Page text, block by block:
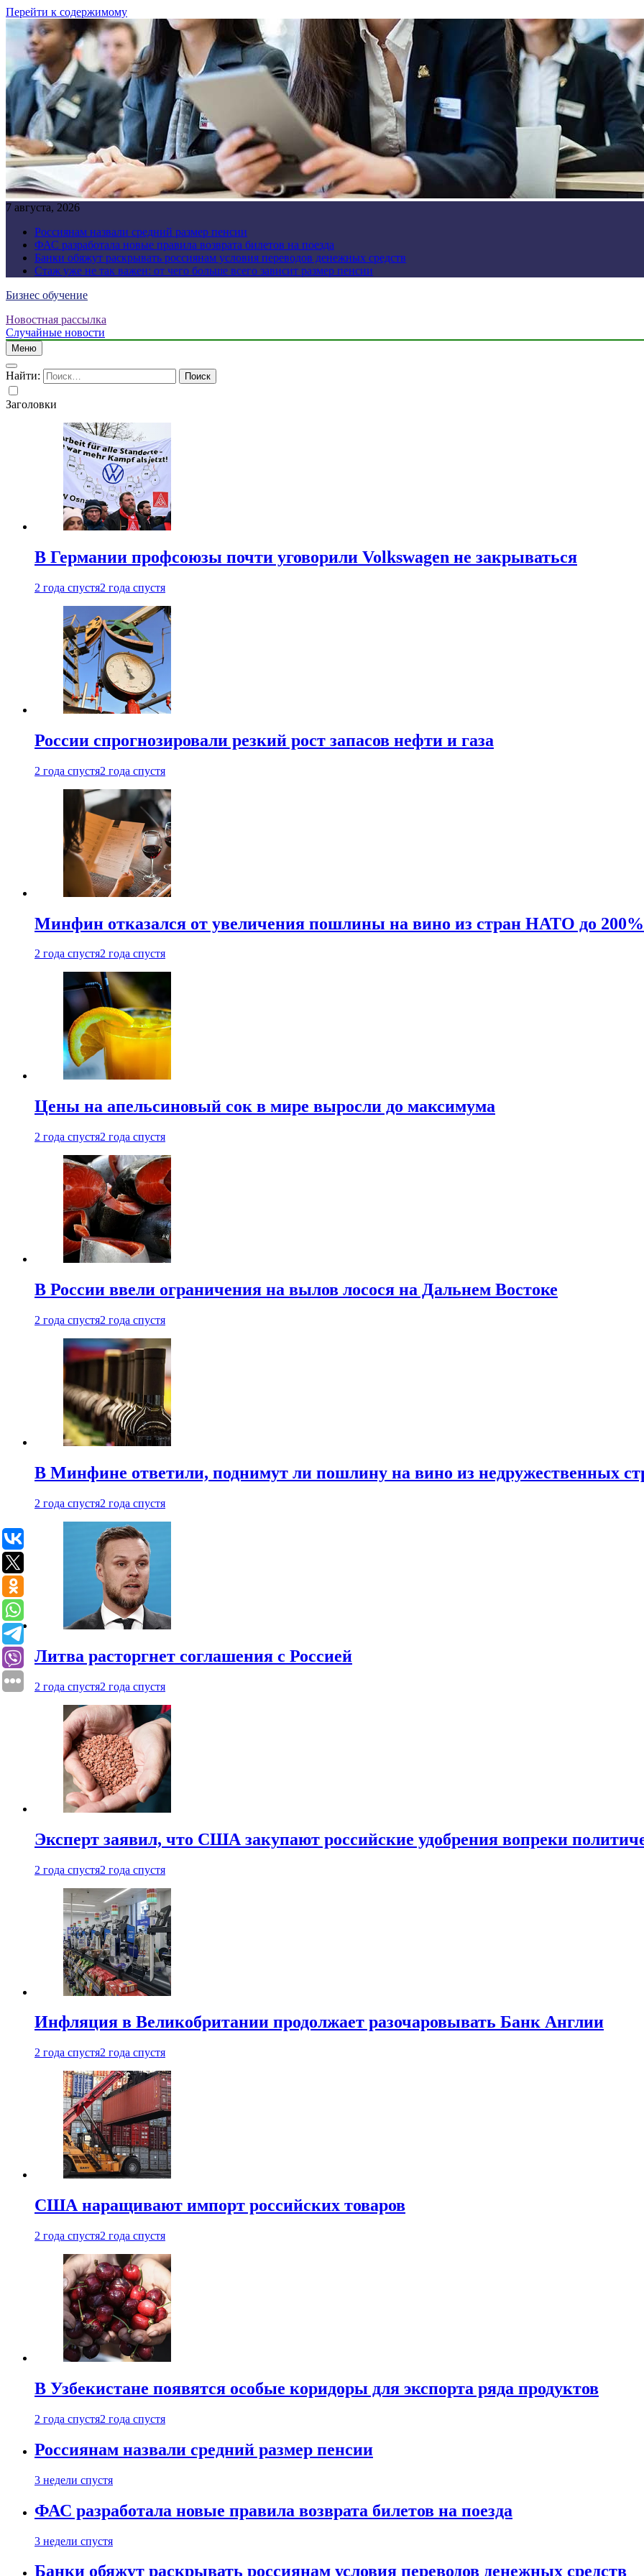
Перейти к содержимому
7 августа, 2026
Россиянам назвали средний размер пенсии
ФАС разработала новые правила возврата билетов на поезда
Банки обяжут раскрывать россиянам условия переводов денежных средств
Стаж уже не так важен: от чего больше всего зависит размер пенсии
Бизнес обучение
Новостная рассылка
Случайные новости
Меню
Найти:
Заголовки
В Германии профсоюзы почти уговорили Volkswagen не закрываться
2 года спустя2 года спустя
России спрогнозировали резкий рост запасов нефти и газа
2 года спустя2 года спустя
Минфин отказался от увеличения пошлины на вино из стран НАТО до 200%
2 года спустя2 года спустя
Цены на апельсиновый сок в мире выросли до максимума
2 года спустя2 года спустя
В России ввели ограничения на вылов лосося на Дальнем Востоке
2 года спустя2 года спустя
В Минфине ответили, поднимут ли пошлину на вино из недружественных
2 года спустя2 года спустя
Литва расторгнет соглашения с Россией
2 года спустя2 года спустя
Эксперт заявил, что США закупают российские удобрения вопреки
2 года спустя2 года спустя
Инфляция в Великобритании продолжает разочаровывать Банк Англии
2 года спустя2 года спустя
США наращивают импорт российских товаров
2 года спустя2 года спустя
В Узбекистане появятся особые коридоры для экспорта ряда продуктов
2 года спустя2 года спустя
Россиянам назвали средний размер пенсии
3 недели спустя
ФАС разработала новые правила возврата билетов на поезда
3 недели спустя
Банки обяжут раскрывать россиянам условия переводов денежных средств